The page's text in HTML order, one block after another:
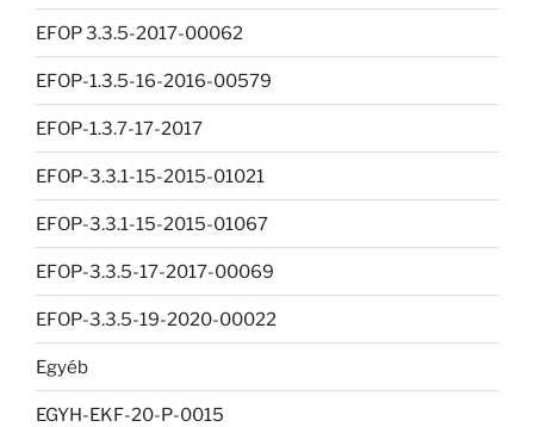
EFOP 3.3.5-2017-00062
EFOP-1.3.5-16-2016-00579
EFOP-1.3.7-17-2017
EFOP-3.3.1-15-2015-01021
EFOP-3.3.1-15-2015-01067
EFOP-3.3.5-17-2017-00069
EFOP-3.3.5-19-2020-00022
Egyéb
EGYH-EKF-20-P-0015